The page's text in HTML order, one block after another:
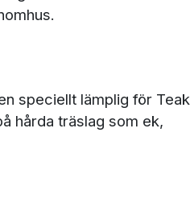
speciellt lämplig för Teak
hårda träslag som ek,